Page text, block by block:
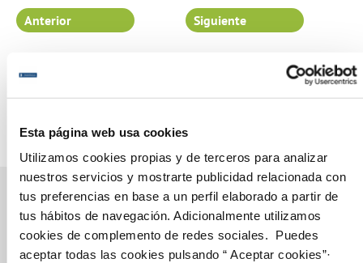
Esta página web usa cookies
Utilizamos cookies propias y de terceros para analizar
nuestros servicios y mostrarte publicidad relacionada con
tus preferencias en base a un perfil elaborado a partir de
tus hábitos de navegación. Adicionalmente utilizamos
cookies de complemento de redes sociales. Puedes
aceptar todas las cookies pulsando “ Aceptar cookies”·
Página 100 de 102
Anterior Siguiente
Gestiones Online